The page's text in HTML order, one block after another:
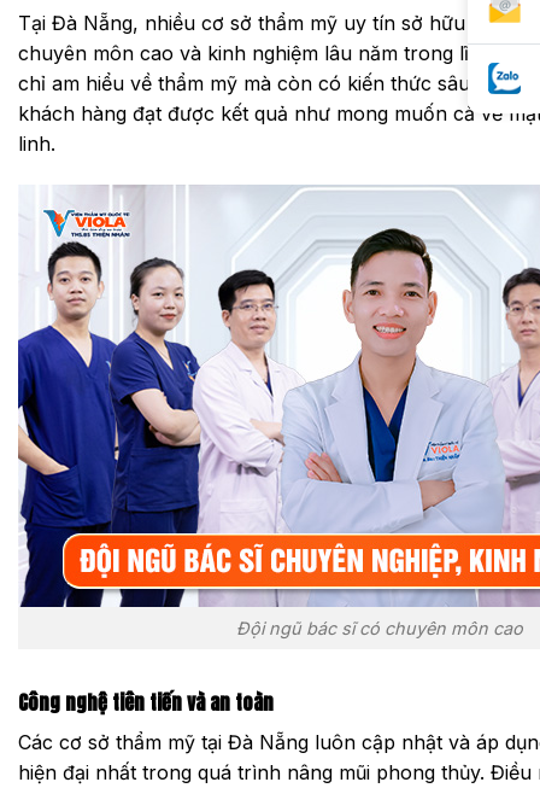
Tại Đà Nẵng, nhiều cơ sở thẩm mỹ uy tín sở hữu đội
chuyên môn cao và kinh nghiệm lâu năm trong lĩnh vực
chỉ am hiểu về thẩm mỹ mà còn có kiến thức sâu rộng
khách hàng đạt được kết quả như mong muốn cả về
linh.
Đội ngũ bác sĩ có chuyên môn cao
Công nghệ tiên tiến và an toàn
Các cơ sở thẩm mỹ tại Đà Nẵng luôn cập nhật và áp
hiện đại nhất trong quá trình nâng mũi phong thủy. Điều